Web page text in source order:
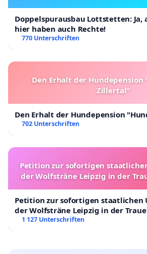
Doppelspurausbau Lottstetten: Ja,
hier haben auch Rechte!
770 Unterschriften
Den Erhalt der Hundepension
Zillertal"
Den Erhalt der Hundepension
702 Unterschriften
Petition zur sofortigen
der Wolfsträne Leipzig in der
Petition zur sofortigen staatlichen
der Wolfsträne Leipzig in der
1 127 Unterschriften